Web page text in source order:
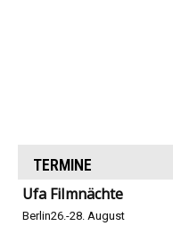
TERMINE
Ufa Filmnächte
Berlin26.-28. August